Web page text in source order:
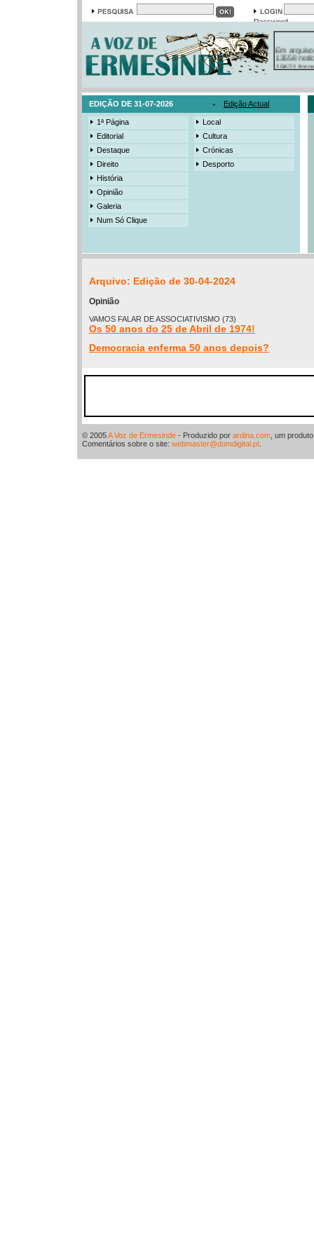
Password
Em arquivo
13558
19421
385
EDIÇÃO DE 31-07-2026
Edição Actual
1ª Página
Editorial
Destaque
Direito
História
Opinião
Galeria
Num Só Clique
Local
Cultura
Crónicas
Desporto
Arquivo: Edição de 30-04-2024
Opinião
VAMOS FALAR DE ASSOCIATIVISMO (73)
Os 50 anos do 25 de Abril de 1974!
Democracia enferma 50 anos depois?
© 2005A Voz de Ermesinde - Produzido por ardina.com , um
Comentários sobre o site: webmaster@domdigital.pt